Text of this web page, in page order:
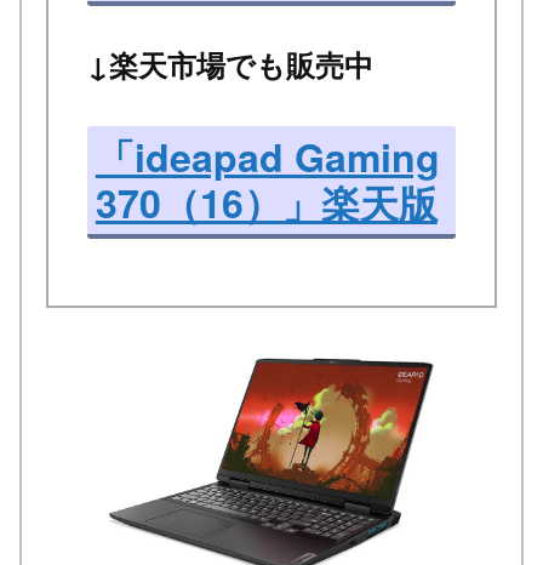
↓楽天市場でも販売中
「ideapad Gaming
370（16）」楽天版